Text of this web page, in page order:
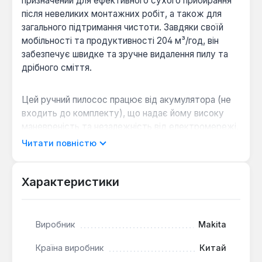
після невеликих монтажних робіт, а також для
загального підтримання чистоти. Завдяки своїй
мобільності та продуктивності 204 м³/год, він
забезпечує швидке та зручне видалення пилу та
дрібного сміття.
Цей ручний пилосос працює від акумулятора (не
входить до комплекту), що надає йому високу
маневреність та незалежність від електромережі.
Об'єм пилозбірника становить 3 літри, що
електронним регулятором об'єму повітря, який
забруднення та економлячи заряд акумулятора.
Функція повітродувки: Пилосос може
Читати повністю
Характеристики
Виробник Makita
Країна виробник Китай